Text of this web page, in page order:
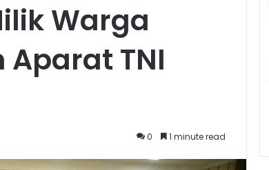
Warga
TNI
0 1 minute read